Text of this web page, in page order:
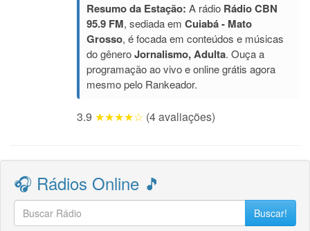
Resumo da Estação: A rádio Rádio CBN
95.9 FM, sediada em Cuiabá - Mato
Grosso, é focada em conteúdos e músicas
do gêneroJornalismo, Adulta. Ouça a
programação ao vivo e online grátis agora
mesmo pelo Rankeador.
3.9 ★★★★☆ (4 avaliações)
🎧 Rádios Online 🎵
Buscar!